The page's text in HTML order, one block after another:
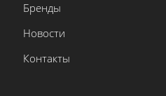
Бренды
Новости
Контакты